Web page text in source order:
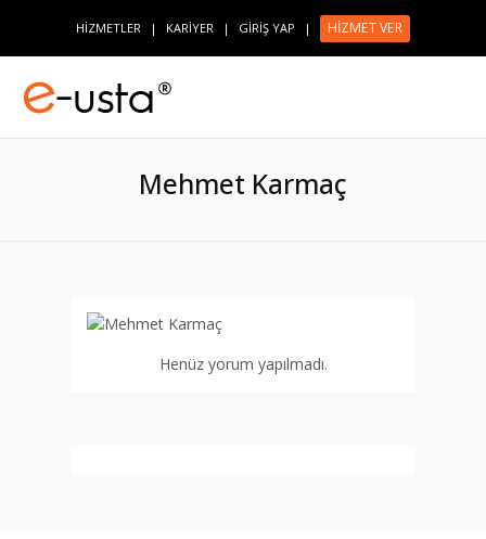
HİZMETLER | KARİYER | GİRİŞ YAP | HİZMET VER
Mehmet Karmaç
Henüz yorum yapılmadı.